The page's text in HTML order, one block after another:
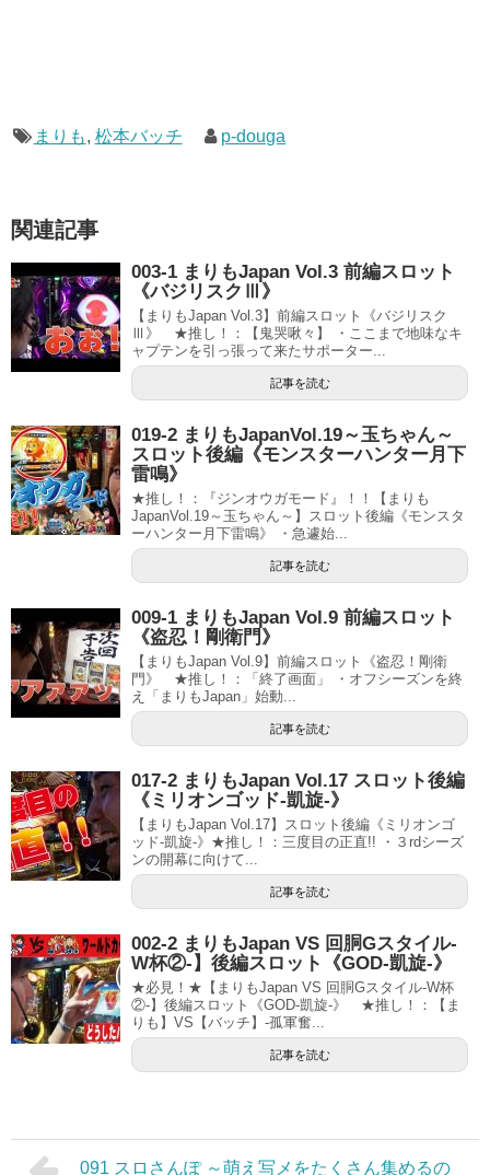
まりも, 松本バッチ p-douga
関連記事
003-1 まりもJapan Vol.3 前編スロット
《バジリスクⅢ》
【まりもJapan Vol.3】前編スロット《バジリスク
Ⅲ》 ★推し！：【鬼哭啾々】 ・ここまで地味なキ
ャプテンを引っ張って来たサポーター...
記事を読む
019-2 まりもJapanVol.19～玉ちゃん～
スロット後編《モンスターハンター月下
雷鳴》
★推し！：『ジンオウガモード』！！【まりも
JapanVol.19～玉ちゃん～】スロット後編《モンスタ
ーハンター月下雷鳴》 ・急遽始...
記事を読む
009-1 まりもJapan Vol.9 前編スロット
《盗忍！剛衛門》
【まりもJapan Vol.9】前編スロット《盗忍！剛衛
門》 ★推し！：「終了画面」 ・オフシーズンを終
え「まりもJapan」始動...
記事を読む
017-2 まりもJapan Vol.17 スロット後編
《ミリオンゴッド-凱旋-》
【まりもJapan Vol.17】スロット後編《ミリオンゴ
ッド-凱旋-》★推し！：三度目の正直!! ・３rdシーズ
ンの開幕に向けて...
記事を読む
002-2 まりもJapan VS 回胴Gスタイル-
W杯②-】後編スロット《GOD-凱旋-》
★必見！★【まりもJapan VS 回胴Gスタイル-W杯
②-】後編スロット《GOD-凱旋-》 ★推し！：【ま
りも】VS【バッチ】-孤軍奮...
記事を読む
091 スロさんぽ ～萌え写メをたくさん集めるの